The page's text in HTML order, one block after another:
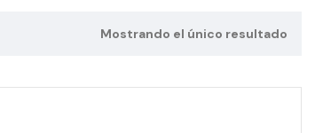
Mostrando el único resultado